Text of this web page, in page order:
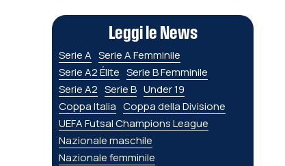
Leggi le News
Serie A Serie A Femminile
Serie A2 Élite Serie B Femminile
Serie A2 Serie B Under 19
Coppa Italia Coppa della Divisione
UEFA Futsal Champions League
Nazionale maschile
Nazionale femminile